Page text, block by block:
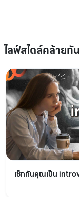
ไลฟ์สไตล์คล้ายกัน
เช็กกันคุณเป็น